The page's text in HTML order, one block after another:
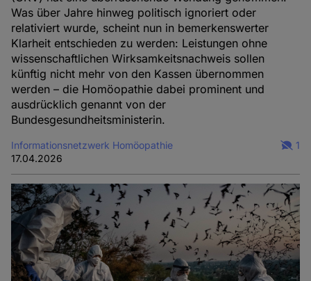
Was über Jahre hinweg politisch ignoriert oder
relativiert wurde, scheint nun in bemerkenswerter
Klarheit entschieden zu werden: Leistungen ohne
wissenschaftlichen Wirksamkeitsnachweis sollen
künftig nicht mehr von den Kassen übernommen
werden – die Homöopathie dabei prominent und
ausdrücklich genannt von der
Bundesgesundheitsministerin.
Informationsnetzwerk Homöopathie
17.04.2026
1